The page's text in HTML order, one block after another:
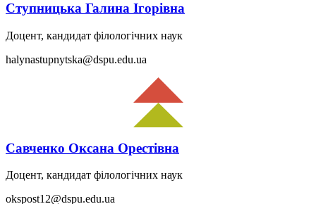
Ступницька Галина Ігорівна
Доцент, кандидат філологічних наук
halynastupnytska@dspu.edu.ua
Савченко Оксана Орестівна
Доцент, кандидат філологічних наук
okspost12@dspu.edu.ua